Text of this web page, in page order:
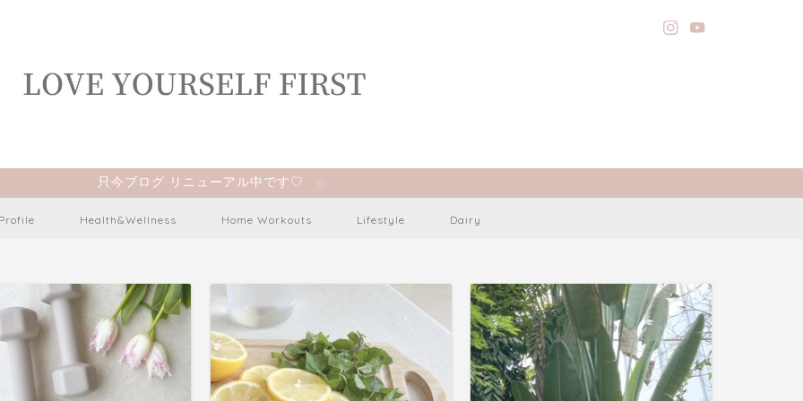
只今ブログ リニューアル中です♡
Health&Wellness Home Workouts Lifestyle Dairy